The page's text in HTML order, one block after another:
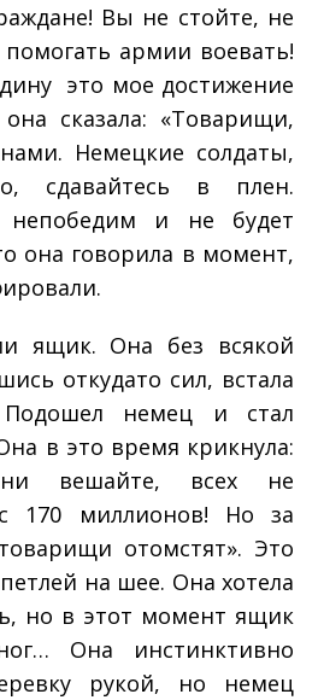
Вы не стойте, не
армии воевать!
это мое достижение
сказала: «Товарищи,
Немецкие солдаты,
сдавайтесь в плен.
непобедим и не будет
она говорила в момент,
ящик. Она без всякой
откуда­то сил, встала
немец и стал
в это время крикнула:
вешайте, всех не
170 миллионов! Но за
отомстят». Это
на шее. Она хотела
но в этот момент ящик
Она инстинктивно
рукой, но немец